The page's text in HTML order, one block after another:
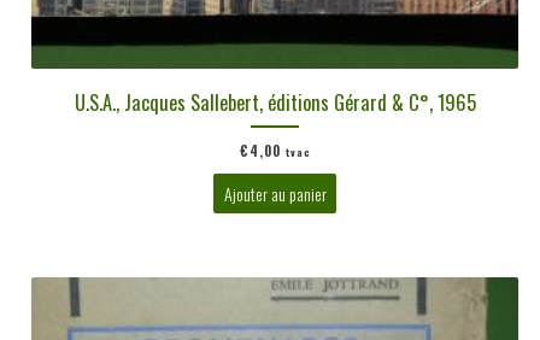
U.S.A., Jacques Sallebert, éditions Gérard & C°, 1965
€4,00 tvac
Ajouter au panier